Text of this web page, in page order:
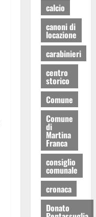
calcio
canoni di
locazione
carabinieri
centro
storico
Comune
Comune
di
Martina
Franca
consiglio
comunale
cronaca
Donato